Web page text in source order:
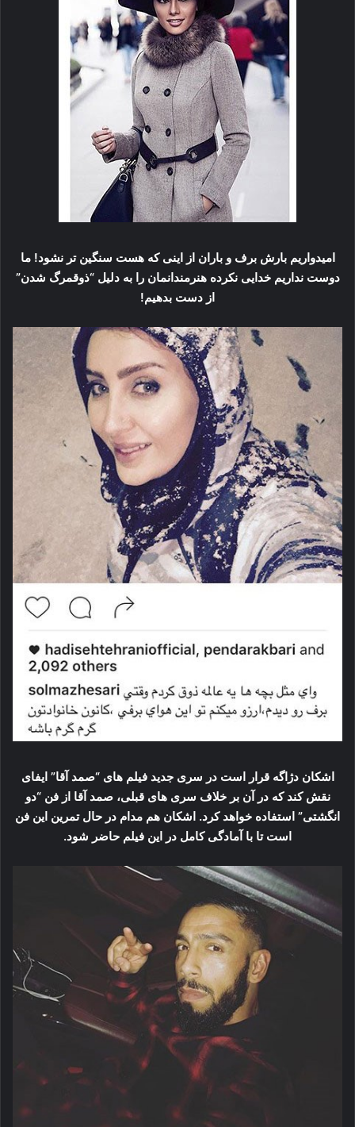
امیدواریم بارش برف و باران از اینی که هست سنگین تر نشود! ما
دوست نداریم خدایی نکرده هنرمندانمان را به دلیل “ذوقمرگ شدن”
از دست بدهیم!
اشکان دژاگه قرار است در سری جدید فیلم های “صمد آقا” ایفای
نقش کند که در آن بر خلاف سری های قبلی، صمد آقا از فن “دو
انگشتی” استفاده خواهد کرد. اشکان هم مدام در حال تمرین این فن
است تا با آمادگی کامل در این فیلم حاضر شود.